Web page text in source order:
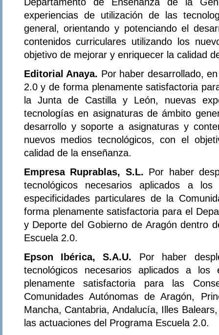
experiencias de utilización de las
general, orientando y potenciando el
contenidos curriculares utilizando los
objetivo de mejorar y enriquecer la calidad
Editorial Anaya. Por haber desarrollado,
2.0 y de forma plenamente satisfactoria
la Junta de Castilla y León, nuevas
tecnologías en asignaturas de ámbito
desarrollo y soporte a asignaturas y
nuevos medios tecnológicos, con el
calidad de la enseñanza.
Empresa Ruprablas, S.L. Por haber
tecnológicos necesarios aplicados a
especificidades particulares de la
forma plenamente satisfactoria para el
y Deporte del Gobierno de Aragón dentro
Escuela 2.0.
Epson Ibérica, S.A.U. Por haber
tecnológicos necesarios aplicados a los
plenamente satisfactoria para las
Comunidades Autónomas de Aragón,
Mancha, Cantabria, Andalucía, Illes
las actuaciones del Programa Escuela 2.0.